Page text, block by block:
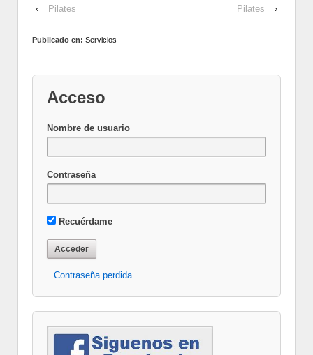
‹ Pilates Pilates ›
Publicado en: Servicios
Acceso
Nombre de usuario
Contraseña
Recuérdame
Contraseña perdida